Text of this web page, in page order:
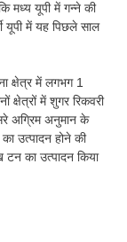
मध्य यूपी में गन्ने की
यूपी में यह पिछले साल
क्षेत्र में लगभग 1
क्षेत्रों में शुगर रिकवरी
अग्रिम अनुमान के
उत्पादन होने की
का उत्पादन किया